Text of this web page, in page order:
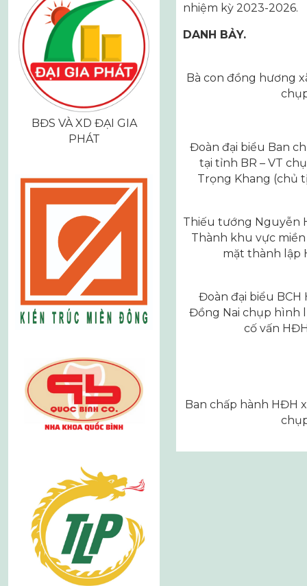
BĐS VÀ XD ĐẠI GIA
PHÁT
nhiệm kỳ 2023-2026.
DANH BẢY.
Bà con đồng hương
Đoàn đại biểu Ban
tại tỉnh BR – VT
Trọng Khang (chủ
Thiếu tướng Nguyễn
Thành khu vực
mặt thành lập
Đoàn đại biểu
Đồng Nai chụp hình
cố vấn
Ban chấp hành HĐH
Điều